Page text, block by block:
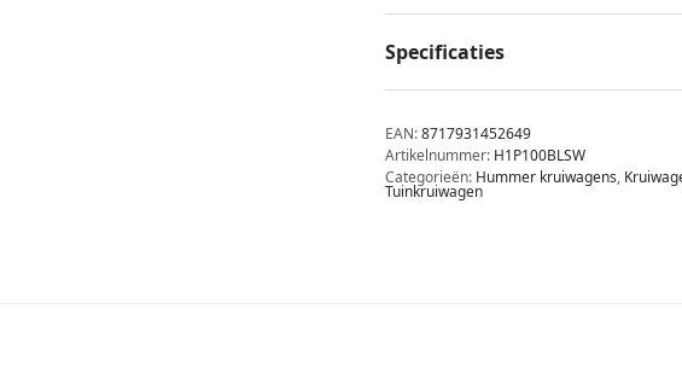
Specificaties
EAN:8717931452649
Artikelnummer: H1P100BLSW
Categorieën: Hummer kruiwagens,
Tuinkruiwagen